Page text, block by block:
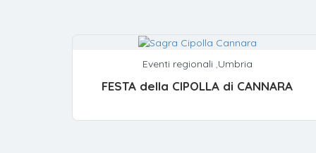
Eventi regionali ,Umbria
FESTA della CIPOLLA di CANNARA